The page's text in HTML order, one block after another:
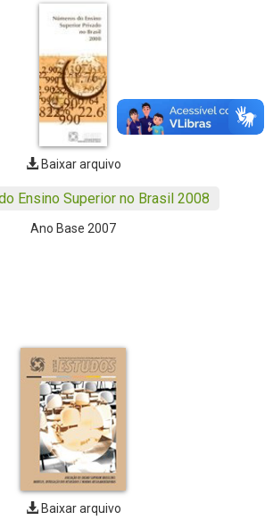
Baixar arquivo
Ensino Superior no Brasil 2008
Ano Base 2007
Baixar arquivo